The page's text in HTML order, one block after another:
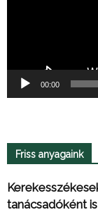
00:00
Friss anyagaink
tanácsadóként is